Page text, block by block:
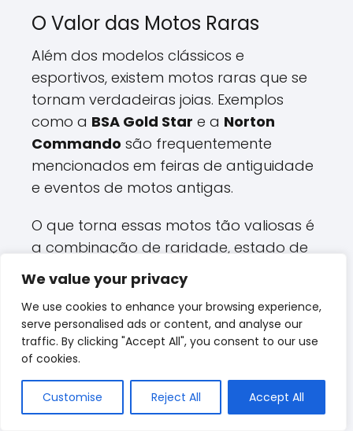
We value your privacy
We use cookies to enhance your browsing experience,
serve personalised ads or content, and analyse our
traffic. By clicking "Accept All", you consent to our use
of cookies.
Customise Reject All Accept All
O Valor das Motos Raras
Além dos modelos clássicos e
esportivos, existem motos raras que se
tornam verdadeiras joias. Exemplos
como a BSA Gold Star e a Norton
Commando são frequentemente
mencionados em feiras de antiguidade
e eventos de motos antigas.
O que torna essas motos tão valiosas é
a combinação de raridade, estado de
conservação e a demanda crescente
entre os colecionadores.
Para aqueles que estão considerando
como restaurar moto antiga, isso pode
no investimento ao longo do tempo.